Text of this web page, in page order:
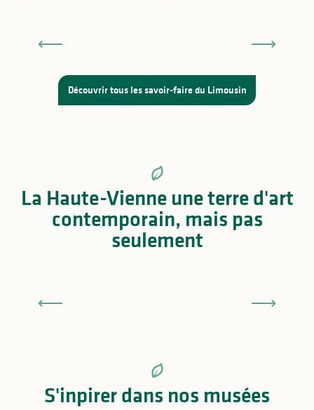
Découvrir tous les savoir-faire du Limousin
La Haute-Vienne une terre d'art
contemporain, mais pas
seulement
S'inpirer dans nos musées